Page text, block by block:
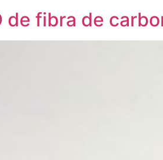
de fibra de